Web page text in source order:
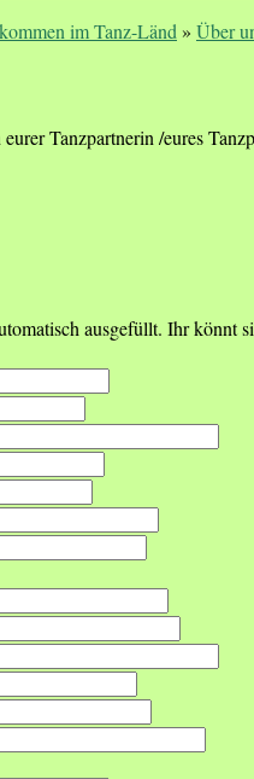
im Tanz-Länd » Über
Tanzpartnerin /eures
ausgefüllt. Ihr könnt